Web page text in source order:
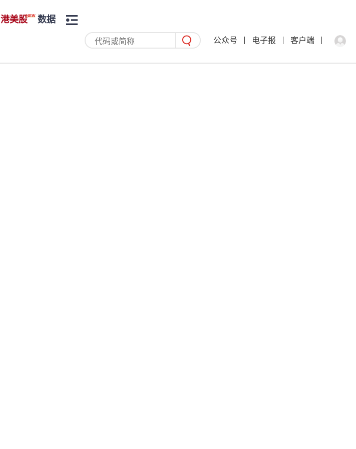
港美股 数据
公众号 电子报 客户端